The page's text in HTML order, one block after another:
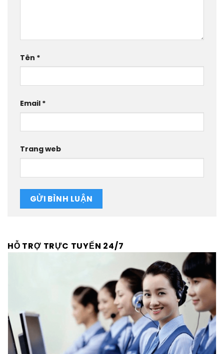
Tên *
Email *
Trang web
HỖ TRỢ TRỰC TUYẾN 24/7